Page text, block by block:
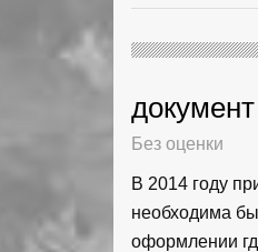
Без оценки
В 2014 году
необходима
оформлении